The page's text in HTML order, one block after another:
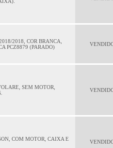
2018, COR BRANCA,
PCZ8879 (PARADO)
SEM MOTOR,
COM MOTOR, CAIXA E